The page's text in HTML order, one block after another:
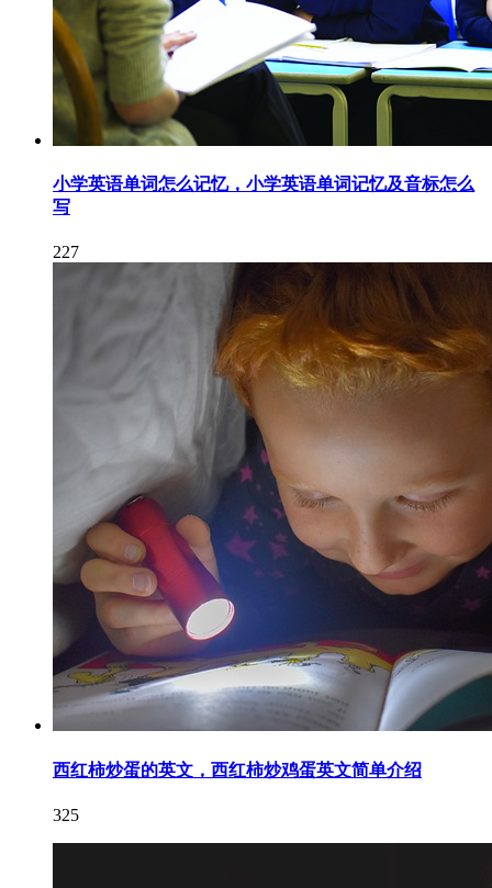
小学英语单词怎么记忆，小学英语单词记忆及音标怎么
写
227
西红柿炒蛋的英文，西红柿炒鸡蛋英文简单介绍
325